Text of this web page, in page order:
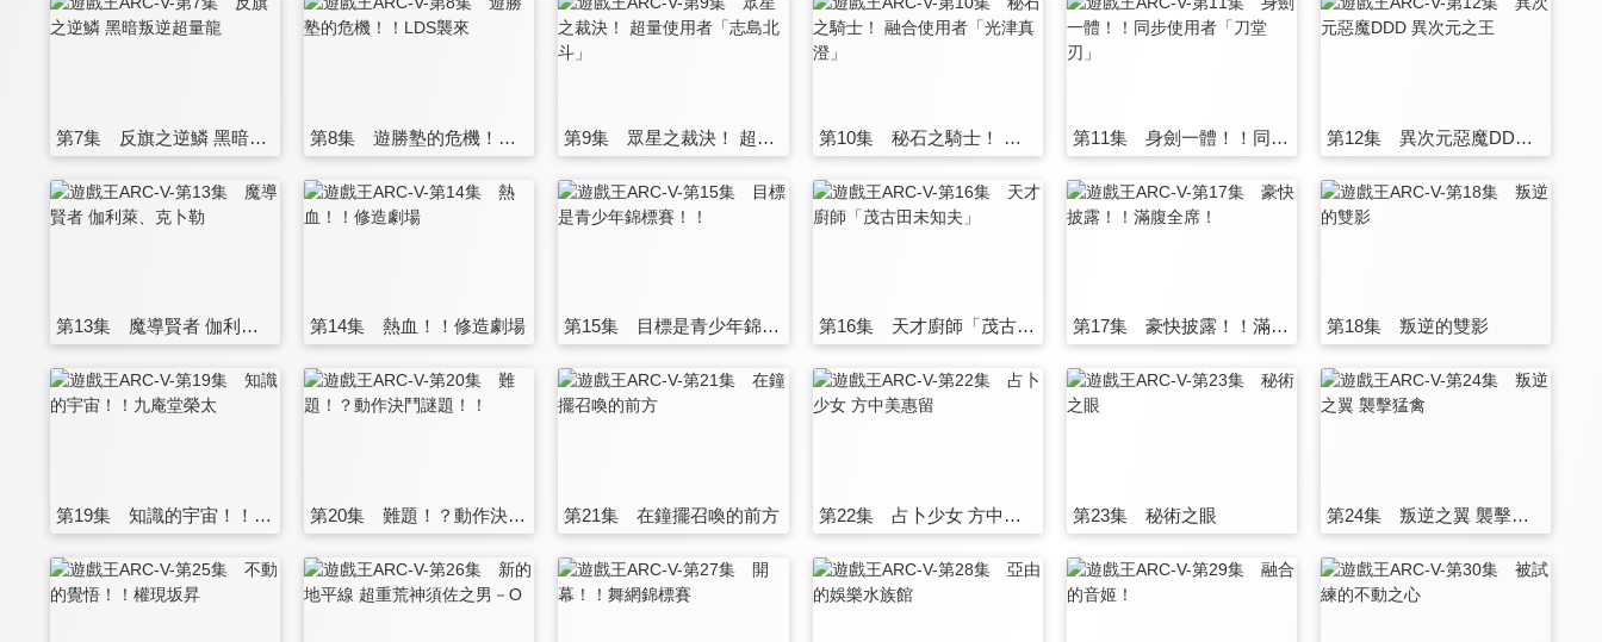
第7集 反旗之逆鱗 黑暗叛逆超量龍 第8集 遊勝塾的危機！！LDS襲來 第9集 眾星之裁決！ 超量使用者「志島北斗」 第10集 秘石之騎士！ 融合使用者「光津真澄」 第11集 身劍一體！！同步使用者「刀堂刃」 第12集 異次元惡魔DDD 異次元之王
第13集 魔導賢者 伽利萊、克卜勒 第14集 熱血！！修造劇場 第15集 目標是青少年錦標賽！！ 第16集 天才廚師「茂古田未知夫」 第17集 豪快披露！！滿腹全席！ 第18集 叛逆的雙影
第19集 知識的宇宙！！九庵堂榮太 第20集 難題！？動作決鬥謎題！！ 第21集 在鐘擺召喚的前方 第22集 占卜少女 方中美惠留 第23集 秘術之眼 第24集 叛逆之翼 襲擊猛禽